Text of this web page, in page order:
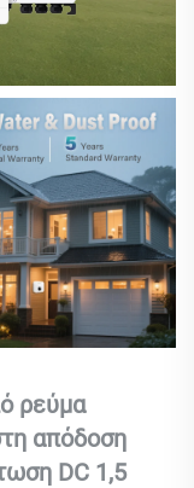
ρεύμα
απόδοση
DC 1,5